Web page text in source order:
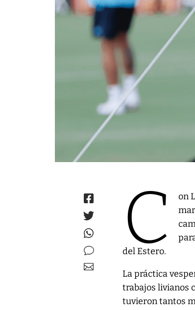
C
on
del Estero.
La práctica
trabajos livianos
tuvieron tantos